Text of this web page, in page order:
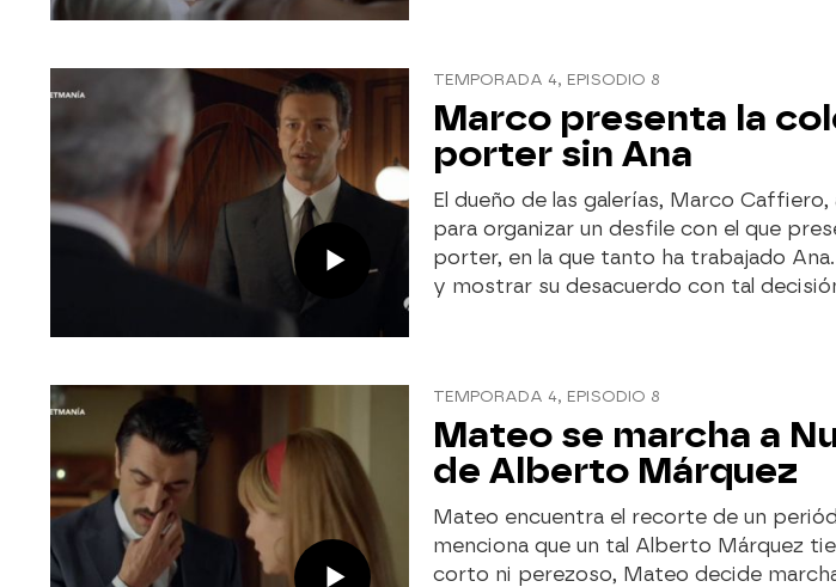
TEMPORADA 4, EPISODIO 8
Marco presenta la
porter sin Ana
El dueño de las galerías, Marco
para organizar un desfile con el que
porter, en la que tanto ha trabajado
y mostrar su desacuerdo con tal
TEMPORADA 4, EPISODIO 8
Mateo se marcha a
de Alberto Márquez
Mateo encuentra el recorte de un
menciona que un tal Alberto Márquez
corto ni perezoso, Mateo decide